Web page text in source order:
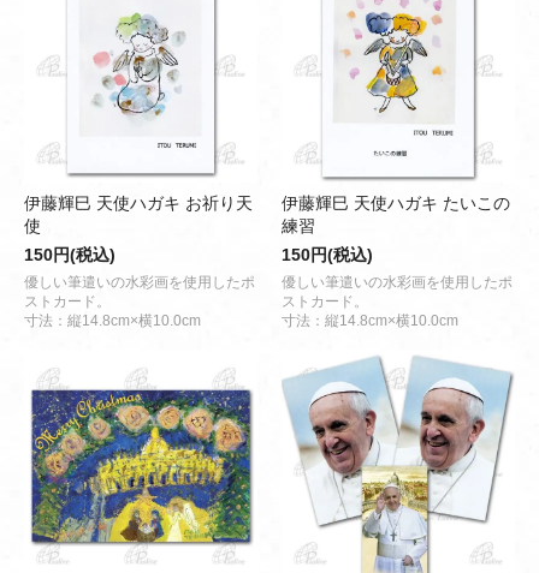
伊藤輝巳 天使ハガキ お祈り天
使
150円(税込)
優しい筆遣いの水彩画を使用したポ
ストカード。
寸法：縦14.8cm×横10.0cm
伊藤輝巳 天使ハガキ たいこの
練習
150円(税込)
優しい筆遣いの水彩画を使用したポ
ストカード。
寸法：縦14.8cm×横10.0cm